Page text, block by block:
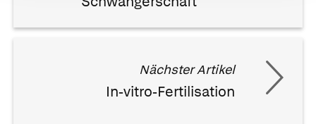
Nächster Artikel
In-vitro-Fertilisation